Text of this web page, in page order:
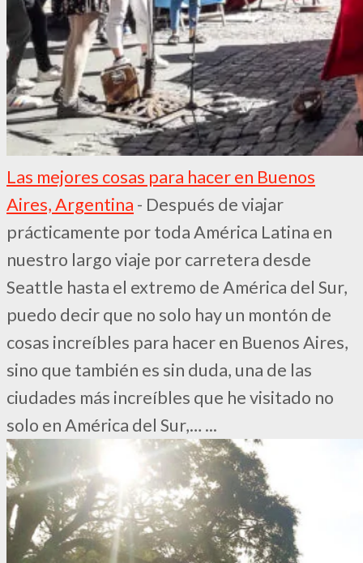
Las mejores cosas para hacer en Buenos
Aires, Argentina - Después de viajar
prácticamente por toda América Latina en
nuestro largo viaje por carretera desde
Seattle hasta el extremo de América del Sur,
puedo decir que no solo hay un montón de
cosas increíbles para hacer en Buenos Aires,
sino que también es sin duda, una de las
ciudades más increíbles que he visitado no
solo en América del Sur,… ...